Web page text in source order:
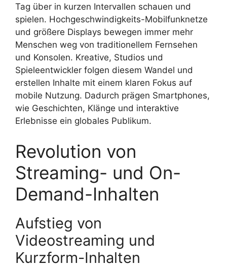
Tag über in kurzen Intervallen schauen und
spielen. Hochgeschwindigkeits-Mobilfunknetze
und größere Displays bewegen immer mehr
Menschen weg von traditionellem Fernsehen
und Konsolen. Kreative, Studios und
Spieleentwickler folgen diesem Wandel und
erstellen Inhalte mit einem klaren Fokus auf
mobile Nutzung. Dadurch prägen Smartphones,
wie Geschichten, Klänge und interaktive
Erlebnisse ein globales Publikum.
Revolution von
Streaming- und On-
Demand-Inhalten
Aufstieg von
Videostreaming und
Kurzform-Inhalten